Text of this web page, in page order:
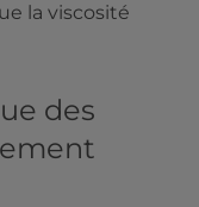
la viscosité
des